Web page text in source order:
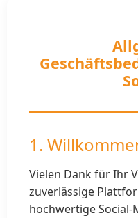
Wer ist
1.
Vielen Dank für Ihr
zuverlässige
hochwertige Social-